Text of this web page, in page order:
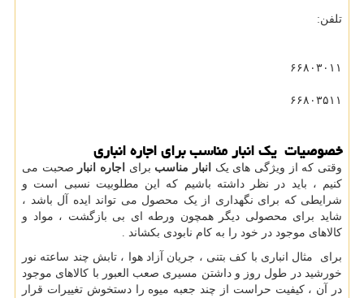
تلفن:
۶۶۸۰۳۰۱۱
۶۶۸۰۳۵۱۱
خصوصیات یک انبار مناسب برایاجارهانباری
وقتی که از ویژگی های یک انبار مناسب برای اجاره انبار صحبت می
کنیم ، باید در نظر داشته باشیم که این مطلوبیت نسبی است و
شرایطی که برای نگهداری از یک محصول می تواند ایده آل باشد ،
شاید برای محصولی دیگر همچون ورطه ای بی بازگشت ، مواد و
کالاهای موجود در خود را به کام نابودی بکشاند .
برای مثال انباری با کف بتنی ، جریان آزاد هوا ، تابش چند ساعته نور
خورشید در طول روز و داشتن مسیری صعب العبور با کالاهای موجود
در آن ، کیفیت حراست از چند جعبه میوه را دستخوش تغییرات قرار